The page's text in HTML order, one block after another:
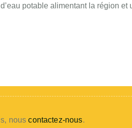
potable alimentant la région et
nouscontactez-nous.